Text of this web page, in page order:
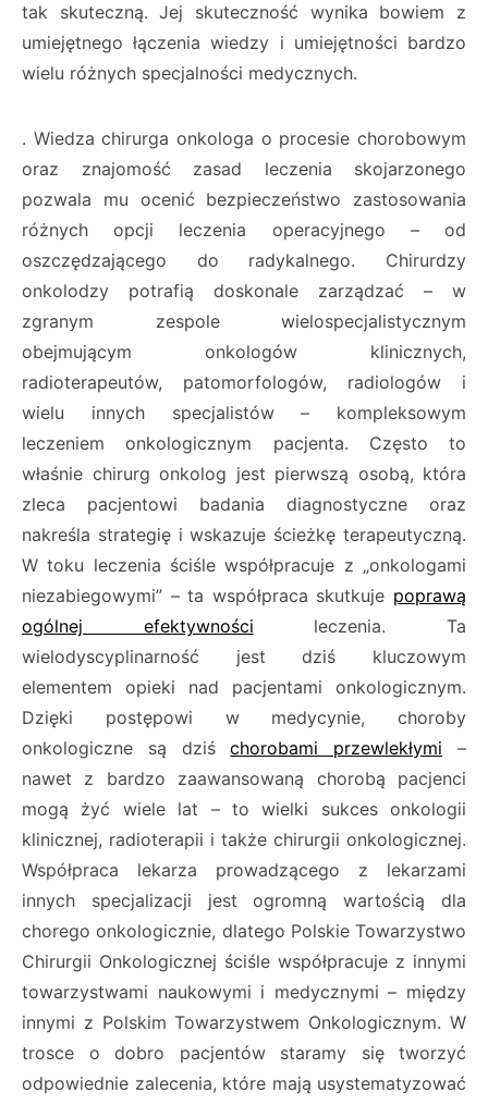
tak skuteczną. Jej skuteczność wynika bowiem z
umiejętnego łączenia wiedzy i umiejętności bardzo
wielu różnych specjalności medycznych.
. Wiedza chirurga onkologa o procesie chorobowym
oraz znajomość zasad leczenia skojarzonego
pozwala mu ocenić bezpieczeństwo zastosowania
różnych opcji leczenia operacyjnego – od
oszczędzającego do radykalnego. Chirurdzy
onkolodzy potrafią doskonale zarządzać – w
zgranym zespole wielospecjalistycznym
obejmującym onkologów klinicznych,
radioterapeutów, patomorfologów, radiologów i
wielu innych specjalistów – kompleksowym
leczeniem onkologicznym pacjenta. Często to
właśnie chirurg onkolog jest pierwszą osobą, która
zleca pacjentowi badania diagnostyczne oraz
nakreśla strategię i wskazuje ścieżkę terapeutyczną.
W toku leczenia ściśle współpracuje z „onkologami
niezabiegowymi” – ta współpraca skutkuje poprawą
ogólnej efektywności leczenia. Ta
wielodyscyplinarność jest dziś kluczowym
elementem opieki nad pacjentami onkologicznym.
Dzięki postępowi w medycynie, choroby
onkologiczne są dziśchorobami przewlekłymi –
nawet z bardzo zaawansowaną chorobą pacjenci
mogą żyć wiele lat – to wielki sukces onkologii
klinicznej, radioterapii i także chirurgii onkologicznej.
Współpraca lekarza prowadzącego z lekarzami
innych specjalizacji jest ogromną wartością dla
chorego onkologicznie, dlatego Polskie Towarzystwo
Chirurgii Onkologicznej ściśle współpracuje z innymi
towarzystwami naukowymi i medycznymi – między
innymi z Polskim Towarzystwem Onkologicznym. W
trosce o dobro pacjentów staramy się tworzyć
odpowiednie zalecenia, które mają usystematyzować